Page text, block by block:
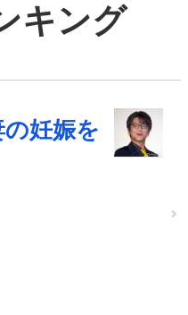
キング
妊娠を